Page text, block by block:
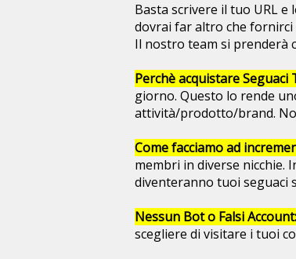
Basta scrivere il tuo URL
dovrai far altro che fornirci
Il nostro team si prenderà
Perchè acquistare Seguaci
giorno. Questo lo rende
attività/prodotto/brand.
Come facciamo ad
membri in diverse nicchie.
diventeranno tuoi seguaci
Nessun Bot o Falsi Account:
scegliere di visitare i tuoi